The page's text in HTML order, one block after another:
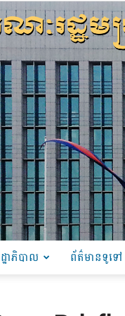
ឋាភិបាល ព័ត៌មានទូទៅ